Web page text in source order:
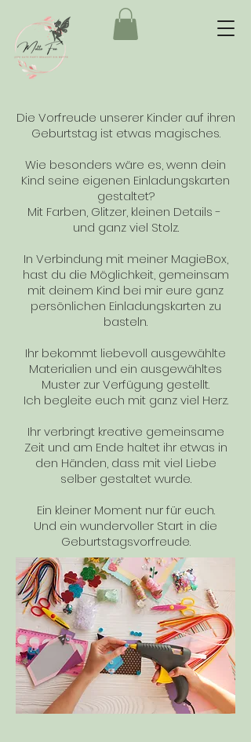
Die Vorfreude unserer Kinder auf ihren
Geburtstag ist etwas magisches.
Wie besonders wäre es, wenn dein
Kind seine eigenen Einladungskarten
gestaltet?
Mit Farben, Glitzer, kleinen Details -
und ganz viel Stolz.
In Verbindung mit meiner MagieBox,
hast du die Möglichkeit, gemeinsam
mit deinem Kind bei mir eure ganz
persönlichen Einladungskarten zu
basteln.
Ihr bekommt liebevoll ausgewählte
Materialien und ein ausgewähltes
Muster zur Verfügung gestellt.
Ich begleite euch mit ganz viel Herz.
Ihr verbringt kreative gemeinsame
Zeit und am Ende haltet ihr etwas in
den Händen, dass mit viel Liebe
selber gestaltet wurde.
Ein kleiner Moment nur für euch.
Und ein wundervoller Start in die
Geburtstagsvorfreude.